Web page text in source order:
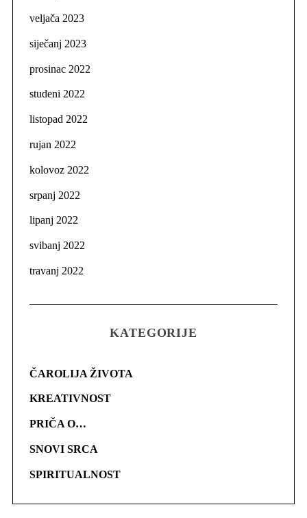
veljača 2023
siječanj 2023
prosinac 2022
studeni 2022
listopad 2022
rujan 2022
kolovoz 2022
srpanj 2022
lipanj 2022
svibanj 2022
travanj 2022
KATEGORIJE
ČAROLIJA ŽIVOTA
KREATIVNOST
PRIČA O…
SNOVI SRCA
SPIRITUALNOST